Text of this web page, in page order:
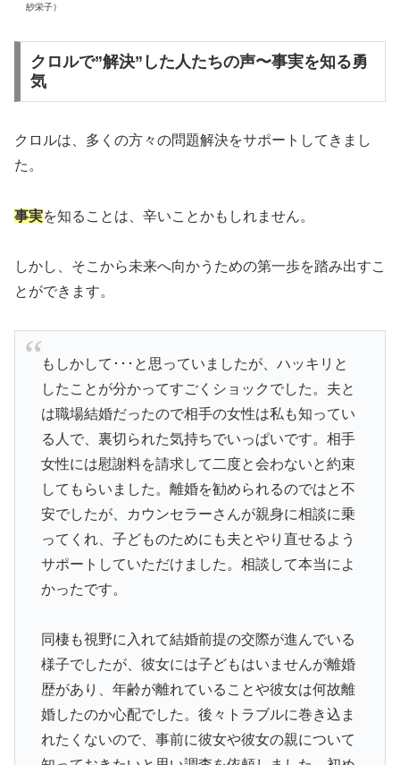
紗栄子）
クロルで”解決”した人たちの声〜事実を知る勇
気
クロルは、多くの方々の問題解決をサポートしてきまし
た。
事実を知ることは、辛いことかもしれません。
しかし、そこから未来へ向かうための第一歩を踏み出すこ
とができます。
もしかして･･･と思っていましたが、ハッキリと
したことが分かってすごくショックでした。夫と
は職場結婚だったので相手の女性は私も知ってい
る人で、裏切られた気持ちでいっぱいです。相手
女性には慰謝料を請求して二度と会わないと約束
してもらいました。離婚を勧められるのではと不
安でしたが、カウンセラーさんが親身に相談に乗
ってくれ、子どものためにも夫とやり直せるよう
サポートしていただけました。相談して本当によ
かったです。
同棲も視野に入れて結婚前提の交際が進んでいる
様子でしたが、彼女には子どもはいませんが離婚
歴があり、年齢が離れていることや彼女は何故離
婚したのか心配でした。後々トラブルに巻き込ま
れたくないので、事前に彼女や彼女の親について